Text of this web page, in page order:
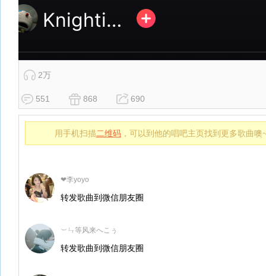
2万
551 868 690
用手机扫描二维码 ，可以到他的唱吧主页找到更多歌曲噢
❤李yoyo
转发歌曲到微信朋友圈
︶ㄣ等风来へこぅ
转发歌曲到微信朋友圈